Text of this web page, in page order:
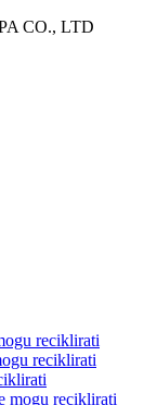
CO., LTD
reciklirati
reciklirati
mogu reciklirati